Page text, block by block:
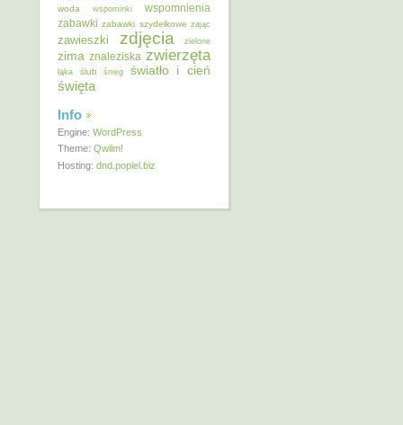
woda wspominki
wspomnienia
zabawki zabawki szydełkowe zając
zawieszki zdjęcia zielone
zima znaleziska zwierzęta
łąka ślub śnieg światło i cień
święta
Info
Engine: WordPress
Theme: Qwilm!
Hosting: dnd.popiel.biz